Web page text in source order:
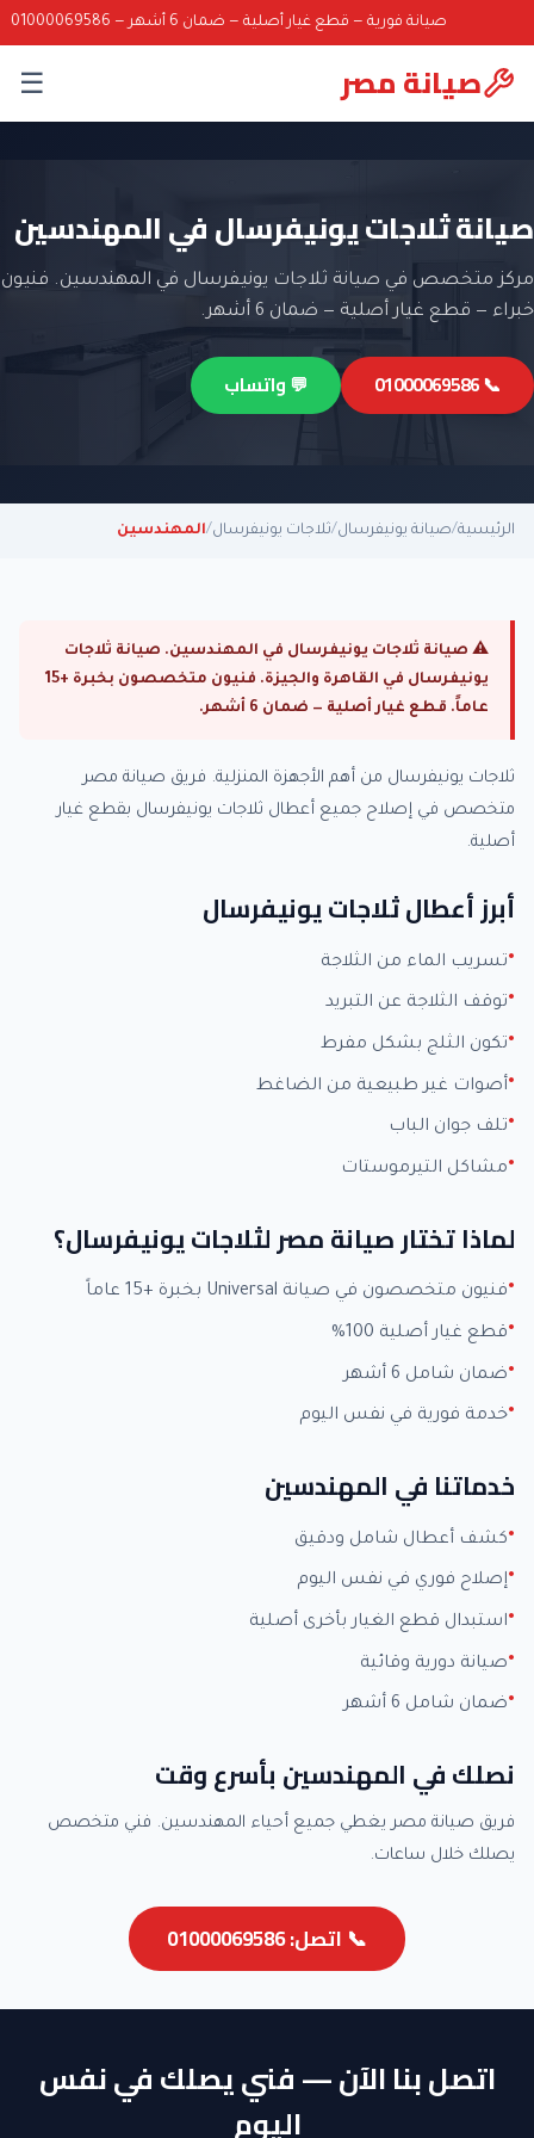
صيانة فورية — قطع غيار أصلية — ضمان 6 أشهر — 01000069586
صيانة مصر ☰
صيانة ثلاجات يونيفرسال في المهندسين
مركز متخصص في صيانة ثلاجات يونيفرسال في المهندسين. فنيون
خبراء — قطع غيار أصلية — ضمان 6 أشهر.
📞 01000069586 💬 واتساب
الرئيسية/صيانة يونيفرسال/ثلاجات يونيفرسال/المهندسين
⚠ صيانة ثلاجات يونيفرسال في المهندسين. صيانة ثلاجات
يونيفرسال في القاهرة والجيزة. فنيون متخصصون بخبرة +15
عاماً. قطع غيار أصلية — ضمان 6 أشهر.
ثلاجات يونيفرسال من أهم الأجهزة المنزلية. فريق صيانة مصر
متخصص في إصلاح جميع أعطال ثلاجات يونيفرسال بقطع غيار
أصلية.
أبرز أعطال ثلاجات يونيفرسال
تسريب الماء من الثلاجة
توقف الثلاجة عن التبريد
تكون الثلج بشكل مفرط
أصوات غير طبيعية من الضاغط
تلف جوان الباب
مشاكل التيرموستات
لماذا تختار صيانة مصر لثلاجات يونيفرسال؟
فنيون متخصصون في صيانة Universal بخبرة +15 عاماً
قطع غيار أصلية 100%
ضمان شامل 6 أشهر
خدمة فورية في نفس اليوم
خدماتنا في المهندسين
كشف أعطال شامل ودقيق
إصلاح فوري في نفس اليوم
استبدال قطع الغيار بأخرى أصلية
صيانة دورية وقائية
ضمان شامل 6 أشهر
نصلك في المهندسين بأسرع وقت
فريق صيانة مصر يغطي جميع أحياء المهندسين. فني متخصص
يصلك خلال ساعات.
📞 اتصل: 01000069586
اتصل بنا الآن — فني يصلك في نفس
اليوم